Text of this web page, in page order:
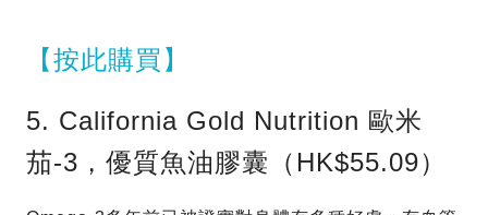
【按此購買】
5. California Gold Nutrition 歐米
茄-3，優質魚油膠囊（HK$55.09）